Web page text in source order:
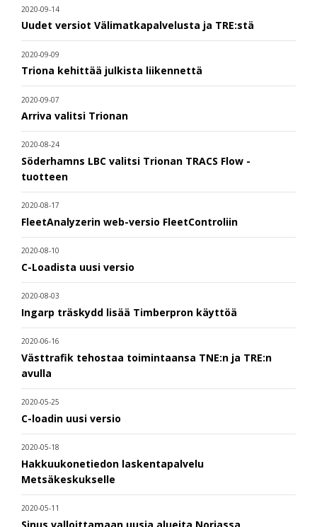
2020-09-14
Uudet versiot Välimatkapalvelusta ja TRE:stä
2020-09-09
Triona kehittää julkista liikennettä
2020-09-07
Arriva valitsi Trionan
2020-08-24
Söderhamns LBC valitsi Trionan TRACS Flow -
tuotteen
2020-08-17
FleetAnalyzerin web-versio FleetControliin
2020-08-10
C-Loadista uusi versio
2020-08-03
Ingarp träskydd lisää Timberpron käyttöä
2020-06-16
Västtrafik tehostaa toimintaansa TNE:n ja TRE:n
avulla
2020-05-25
C-loadin uusi versio
2020-05-18
Hakkuukonetiedon laskentapalvelu
Metsäkeskukselle
2020-05-11